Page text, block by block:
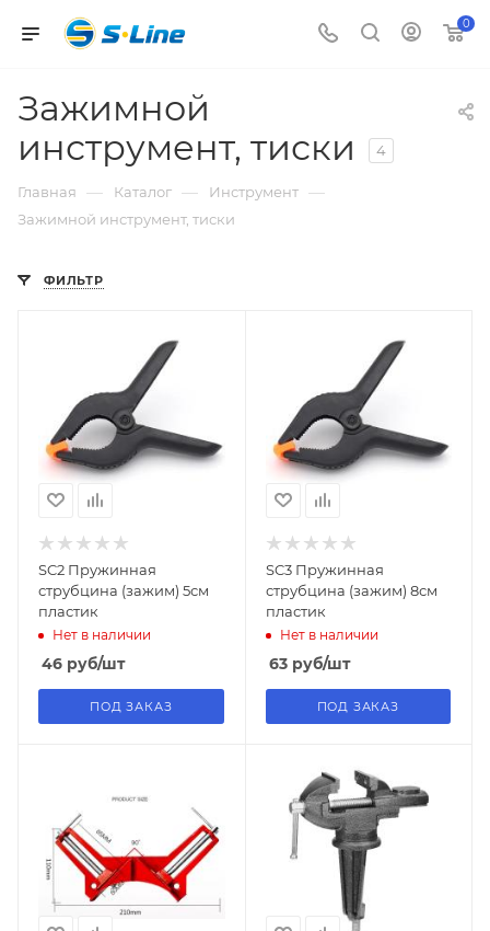
0
Зажимной
инструмент, тиски
4
Главная — Каталог — Инструмент —
Зажимной инструмент, тиски
ФИЛЬТР
SC2 Пружинная
струбцина (зажим) 5см
пластик
Нет в наличии
46 руб/шт
ПОД ЗАКАЗ
SC3 Пружинная
струбцина (зажим) 8см
пластик
Нет в наличии
63руб/шт
ПОД ЗАКАЗ